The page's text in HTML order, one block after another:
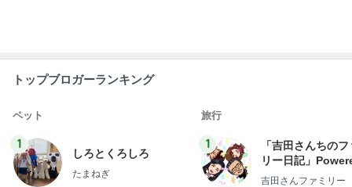
トップブロガーランキング
ペット
1
しろとくろしろ
たまねぎ
旅行
1
「吉田さんちの
リー日記」
y Ameba 吉田さ
吉田さんファミリー